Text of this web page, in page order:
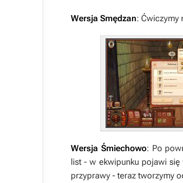
Wersja Smędzan: Ćwiczymy
Wersja Śmiechowo: Po
list - w ekwipunku pojawi się
przyprawy - teraz tworzymy